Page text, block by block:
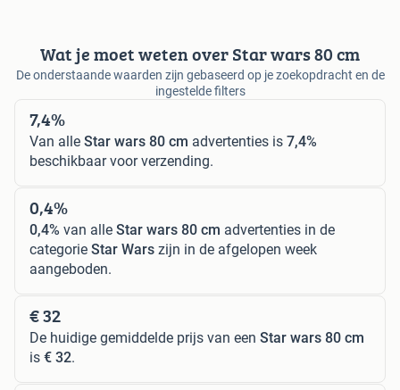
Wat je moet weten over Star wars 80 cm
De onderstaande waarden zijn gebaseerd op je zoekopdracht en de
ingestelde filters
7,4%
Van alle Star wars 80 cm advertenties is 7,4%
beschikbaar voor verzending.
0,4%
0,4% van alle Star wars 80 cm advertenties in de
categorie Star Wars zijn in de afgelopen week
aangeboden.
€ 32
De huidige gemiddelde prijs van een Star wars 80 cm
is € 32.